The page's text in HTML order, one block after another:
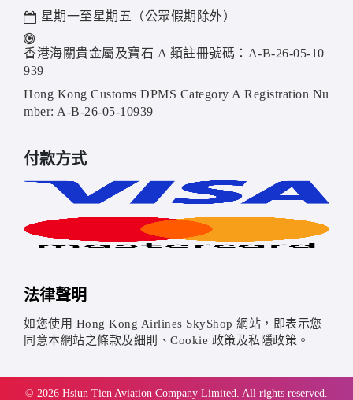
星期一至星期五（公眾假期除外）
香港海關貴金屬及寶石 A 類註冊號碼：A-B-26-05-10
939
Hong Kong Customs DPMS Category A Registration Nu
mber: A-B-26-05-10939
付款方式
法律聲明
如您使用 Hong Kong Airlines SkyShop 網站，即表示您
同意本網站之條款及細則、Cookie 政策及私隱政策。
© 2026 Hsiun Tien Aviation Company Limited. All rights reserved.